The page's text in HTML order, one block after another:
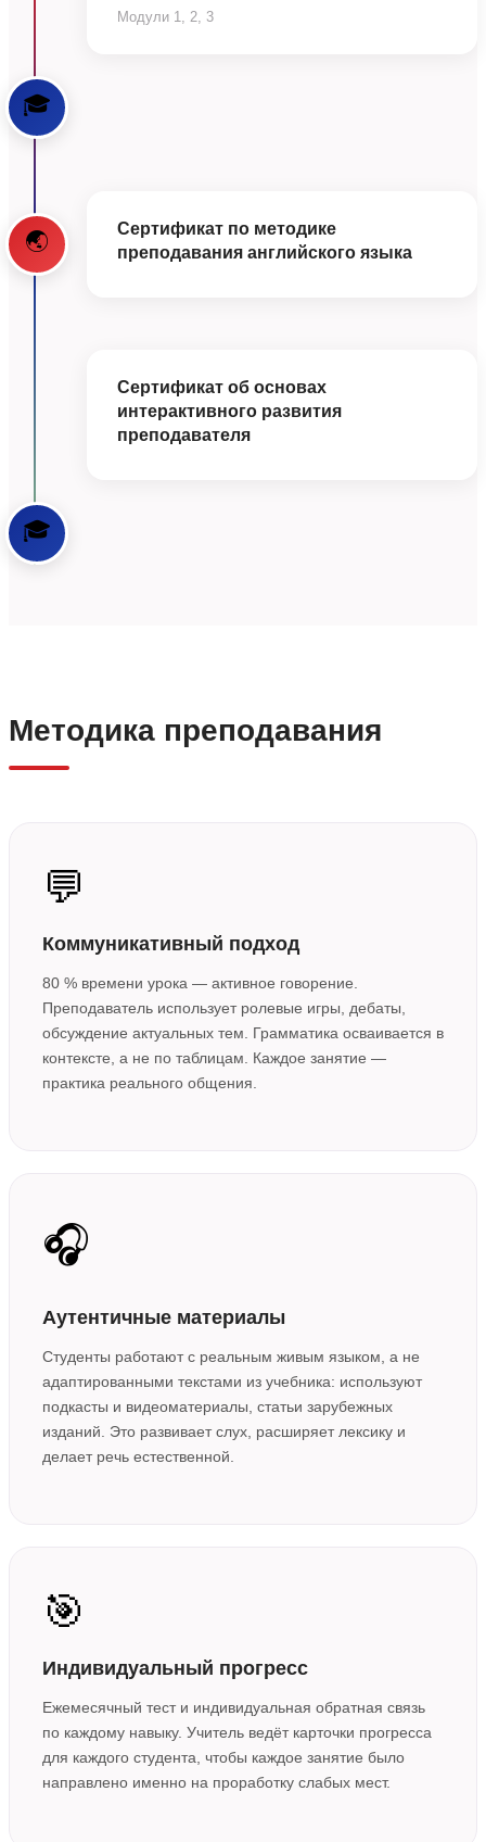
Модули 1, 2, 3
🎓
🌏
Сертификат по методике
преподавания английского языка
Сертификат об основах
интерактивного развития
преподавателя
🎓
Методика преподавания
💬
Коммуникативный подход
80 % времени урока — активное говорение.
Преподаватель использует ролевые игры, дебаты,
обсуждение актуальных тем. Грамматика осваивается в
контексте, а не по таблицам. Каждое занятие —
практика реального общения.
🎧
Аутентичные материалы
Студенты работают с реальным живым языком, а не
адаптированными текстами из учебника: используют
подкасты и видеоматериалы, статьи зарубежных
изданий. Это развивает слух, расширяет лексику и
делает речь естественной.
🎯
Индивидуальный прогресс
Ежемесячный тест и индивидуальная обратная связь
по каждому навыку. Учитель ведёт карточки прогресса
для каждого студента, чтобы каждое занятие было
направлено именно на проработку слабых мест.